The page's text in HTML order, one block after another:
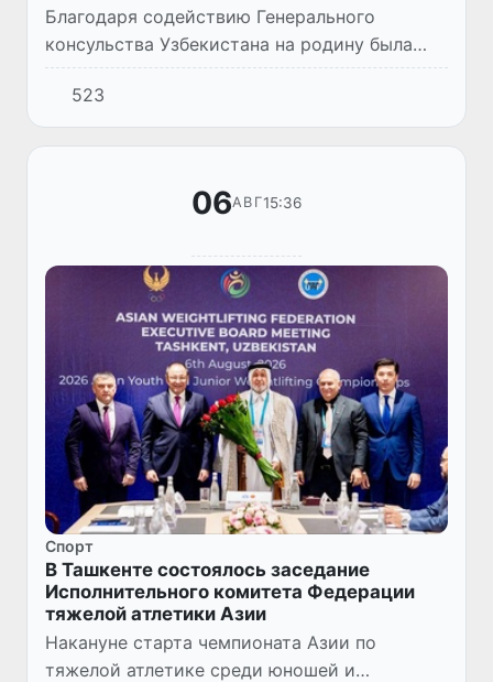
Благодаря содействию Генерального
консульства Узбекистана на родину была
возвращена соотечественница Л.П., у
которого во время работы в Алматы
произошел инсульт.
523
06АВГ15:36
Спорт
В Ташкенте состоялось заседание
Исполнительного комитета Федерации
тяжелой атлетики Азии
Накануне старта чемпионата Азии по
тяжелой атлетике среди юношей и